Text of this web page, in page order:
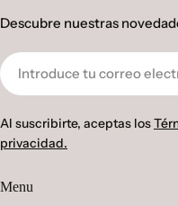
Descubre nuestras
Correo
electrónico
Al suscribirte, aceptas los
privacidad.
Menu